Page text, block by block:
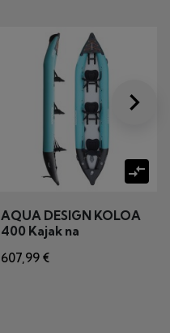
compare_arrows
AQUA DESIGN KOLOA
400 Kajak na
trosjed
607,99 €
Dalje
keyboard_arrow_right